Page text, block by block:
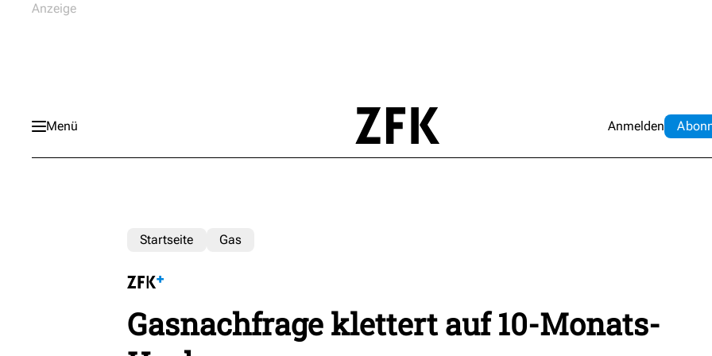
Menü Anmelden Abo
Startseite Gas
Gasnachfrage klettert auf 10-Monats-